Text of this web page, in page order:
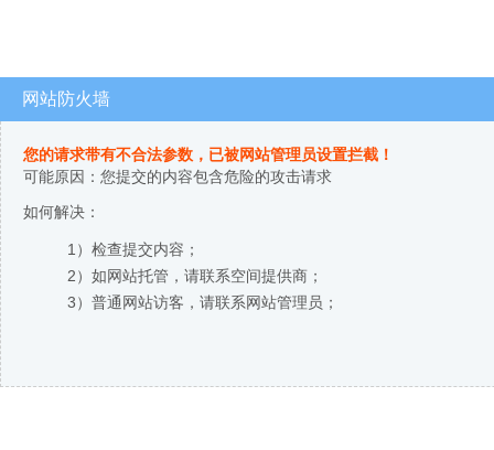
网站防火墙
您的请求带有不合法参数，已被网站管理员设置拦截！
可能原因：您提交的内容包含危险的攻击请求
如何解决：
1）检查提交内容；
2）如网站托管，请联系空间提供商；
3）普通网站访客，请联系网站管理员；